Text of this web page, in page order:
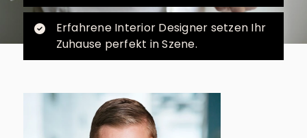
Erfahrene Interior Designer setzen Ihr
Zuhause perfekt in Szene.